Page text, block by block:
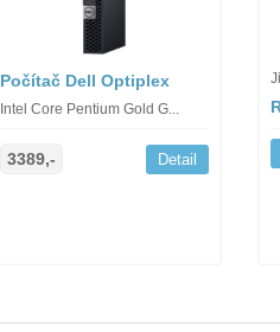
Počítač Dell Optiplex
Intel Core Pentium Gold G...
3389,- Detail